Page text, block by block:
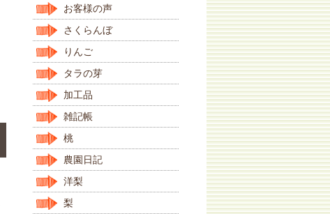
お客様の声
さくらんぼ
りんご
タラの芽
加工品
雑記帳
桃
農園日記
洋梨
梨